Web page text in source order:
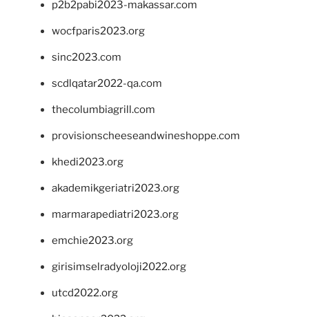
p2b2pabi2023-makassar.com
wocfparis2023.org
sinc2023.com
scdlqatar2022-qa.com
thecolumbiagrill.com
provisionscheeseandwineshoppe.com
khedi2023.org
akademikgeriatri2023.org
marmarapediatri2023.org
emchie2023.org
girisimselradyoloji2022.org
utcd2022.org